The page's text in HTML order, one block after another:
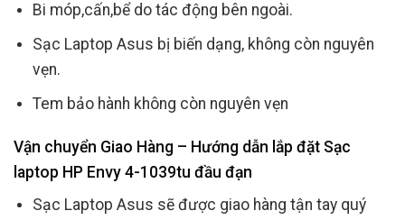
Bi móp,cấn,bể do tác động bên ngoài.
Sạc Laptop Asus bị biến dạng, không còn nguyên
vẹn.
Tem bảo hành không còn nguyên vẹn
Vận chuyển Giao Hàng – Hướng dẫn lắp đặt Sạc
laptop HP Envy 4-1039tu đầu đạn
Sạc Laptop Asus sẽ được giao hàng tận tay quý